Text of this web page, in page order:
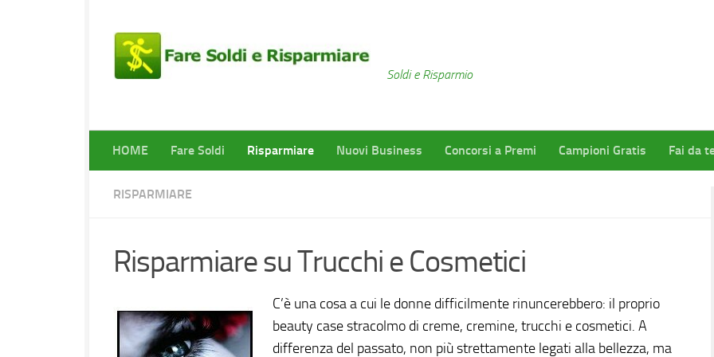
Soldi e Risparmio
HOME Fare Soldi Risparmiare Nuovi Business Concorsi a Premi Campioni Gratis Fai da
RISPARMIARE
Risparmiare su Trucchi e Cosmetici
C’è una cosa a cui le donne difficilmente rinuncerebbero: il proprio
beauty case stracolmo di creme, cremine, trucchi e cosmetici. A
differenza del passato, non più strettamente legati alla bellezza, ma